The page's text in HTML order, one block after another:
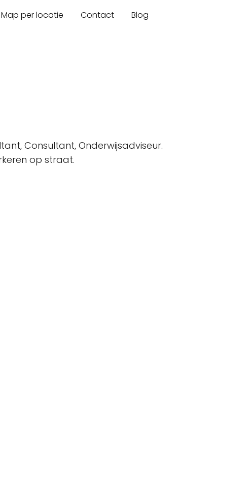
Map per locatie Contact Blog
Consultant, Onderwijsadviseur.
op straat.